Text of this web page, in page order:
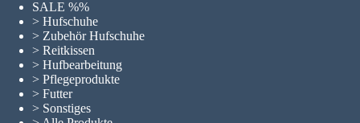
SALE %%
> Hufschuhe
> Zubehör Hufschuhe
> Reitkissen
> Hufbearbeitung
> Pflegeprodukte
> Futter
> Sonstiges